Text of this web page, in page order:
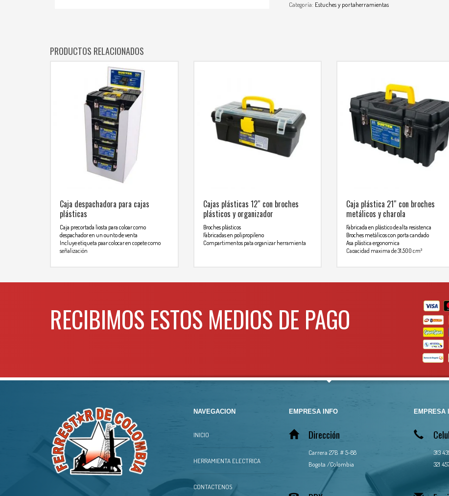
Categoría: Estuches y portaherramientas
PRODUCTOS RELACIONADOS
Caja despachadora para cajas
plásticas
Caja precortada liosta para coloar como
despachador en un ounto de venta
Incluye etiqueta paar colocar en copete como
señalización
WHATSAPP3134392699
Cajas plásticas 12″ con broches
plásticos y organizador
Broches plásticos
Fabricadas en polipropileno
Compartimentos pata organizar herramienta
Caja plástica 21″ con broches
metálicos y charola
Fabricada en plástico de alta resistenca
Broches metálicos con porta candado
Asa plástica ergonomica
Capacidad maxima de 31,500 cm³
apertura de tapade 110° para mayor facillidad
Diseño de tapa antiderrapante que permite
pararse sobre ella
Para mas info comunicarse al
RECIBIMOS ESTOS MEDIOS DE PAGO
NAVEGACION
INICIO
HERRAMIENTA ELECTRICA
CONTACTENOS
EMPRESA INFO
Dirección
Carrera 27B # 5-88
Bogota /Colombia
EMPRESA
313
321